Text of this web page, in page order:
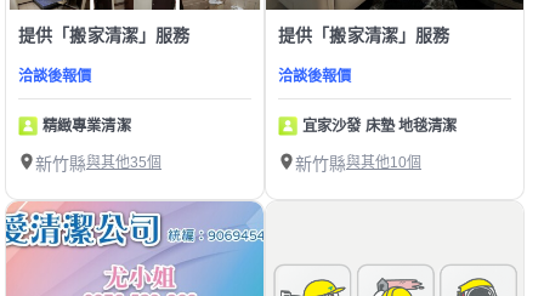
提供「搬家清潔」服務
洽談後報價
精緻專業清潔
新竹縣與其他35個
提供「搬家清潔」服務
洽談後報價
宜家沙發 床墊 地毯清潔
新竹縣與其他10個